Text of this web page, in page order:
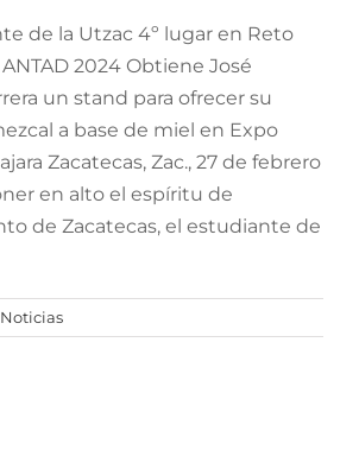
de la Utzac 4º lugar en Reto
2024 Obtiene José
un stand para ofrecer su
a base de miel en Expo
Zacatecas, Zac., 27 de febrero
en alto el espíritu de
de Zacatecas, el estudiante de
Noticias